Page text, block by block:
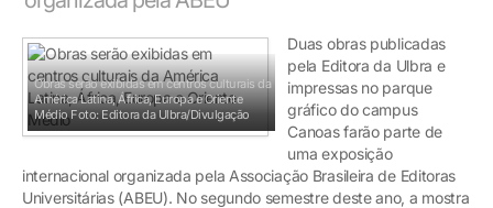
Obras serão exibidas em centros culturais da
América Latina, África, Europa e Oriente
Médio Foto: Editora da Ulbra/Divulgação
Duas obras publicadas
pela Editora da Ulbra e
impressas no parque
gráfico do campus
Canoas farão parte de
uma exposição
internacional organizada pela Associação Brasileira de Editoras
Universitárias (ABEU). No segundo semestre deste ano, a mostra